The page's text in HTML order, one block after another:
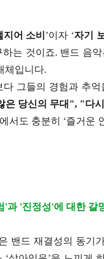
지어 소비 ’이자 ‘자기
는 것이죠. 밴드 음
체입니다.
그들의 경험과 추
은 당신의 무대", "다
도 충분히 ‘즐거운
'과 '진정성'에 대한 갈
밴드 재결성의 동기